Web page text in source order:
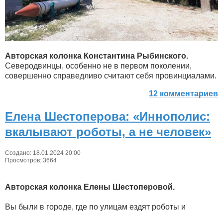
Авторская колонка Константина Рыбинского.
Северодвинцы, особенно не в первом поколении,
совершенно справедливо считают себя провинциалами.
12 комментариев
Елена Шестоперова: «Иннополис:
вкалывают роботы, а не человек»
Создано: 18.01.2024 20:00
Просмотров: 3664
Авторская колонка Елены Шестоперовой.
Вы были в городе, где по улицам ездят роботы и